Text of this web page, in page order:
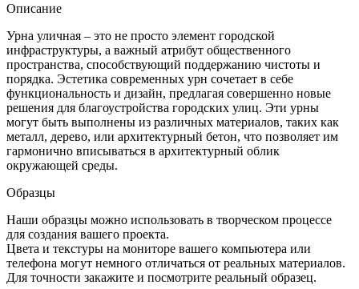
Описание
Урна уличная – это не просто элемент городской
инфраструктуры, а важный атрибут общественного
пространства, способствующий поддержанию чистоты и
порядка. Эстетика современных урн сочетает в себе
функциональность и дизайн, предлагая совершенно новые
решения для благоустройства городских улиц. Эти урны
могут быть выполнены из различных материалов, таких как
металл, дерево, или архитектурный бетон, что позволяет им
гармонично вписываться в архитектурный облик
окружающей среды.
Образцы
Наши образцы можно использовать в творческом процессе
для создания вашего проекта.
Цвета и текстуры на мониторе вашего компьютера или
телефона могут немного отличаться от реальных материалов.
Для точности закажите и посмотрите реальный образец.